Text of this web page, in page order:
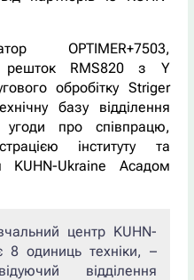
OPTIMER+7503,
решток RMS820 з Y
обробітку Striger
базу відділення
угоди про співпрацю,
інституту та
KUHN-Ukraine Асадом
центр KUHN-
8 одиниць техніки, –
відділення